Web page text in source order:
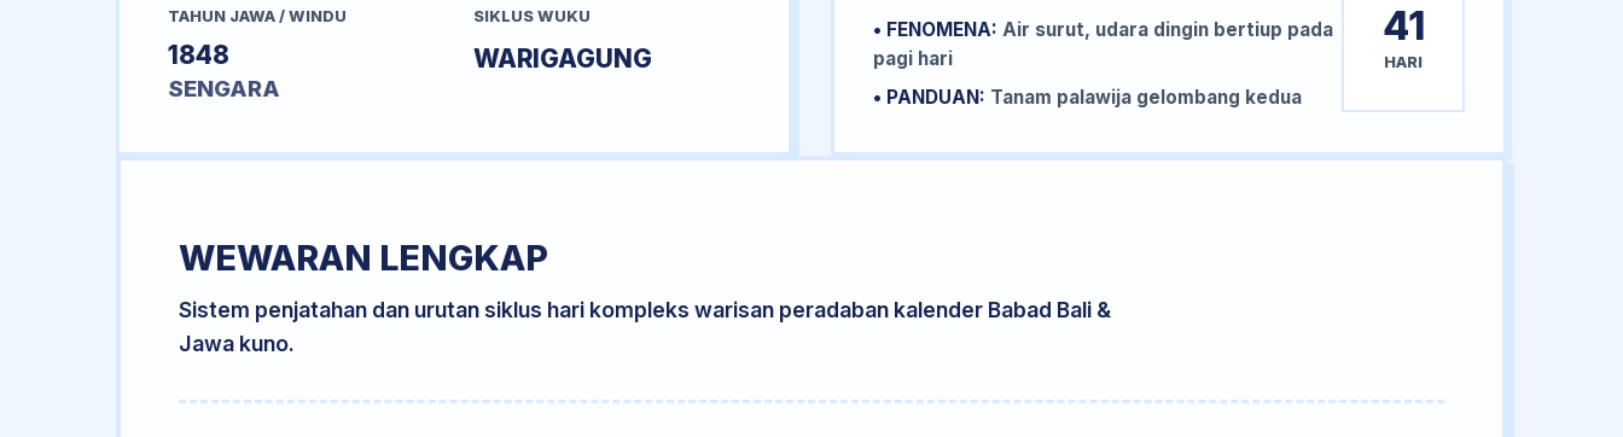
TAHUN JAWA / WINDU
1848
SENGARA
SIKLUS WUKU
WARIGAGUNG
• FENOMENA: Air surut, udara dingin bertiup pada
pagi hari
• PANDUAN: Tanam palawija gelombang kedua
41
HARI
WEWARAN LENGKAP
Sistem penjatahan dan urutan siklus hari kompleks warisan peradaban kalender Babad Bali &
Jawa kuno.